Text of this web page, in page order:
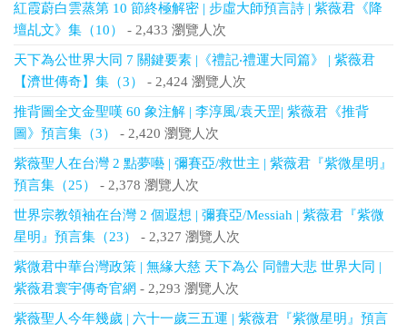
紅霞蔚白雲蒸第 10 節終極解密 | 步虛大師預言詩 | 紫薇君《降
壇乩文》集（10）
- 2,433 瀏覽人次
天下為公世界大同 7 關鍵要素 |《禮記‧禮運大同篇》 | 紫薇君
【濟世傳奇】集（3）
- 2,424 瀏覽人次
推背圖全文金聖嘆 60 象注解 | 李淳風/袁天罡| 紫薇君《推背
圖》預言集（3）
- 2,420 瀏覽人次
紫薇聖人在台灣 2 點夢囈 | 彌賽亞/救世主 | 紫薇君『紫微星明』
預言集（25）
- 2,378 瀏覽人次
世界宗教領袖在台灣 2 個遐想 | 彌賽亞/Messiah | 紫薇君『紫微
星明』預言集（23）
- 2,327 瀏覽人次
紫微君中華台灣政策 | 無緣大慈 天下為公 同體大悲 世界大同 |
紫薇君寰宇傳奇官網 - 2,293 瀏覽人次
紫薇聖人今年幾歲 | 六十一歲三五運 | 紫薇君『紫微星明』預言